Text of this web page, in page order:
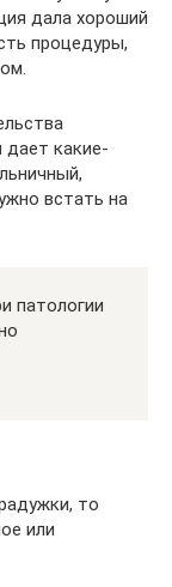
дала хороший
процедуры,
дает какие-
встать на
патологии
то
или